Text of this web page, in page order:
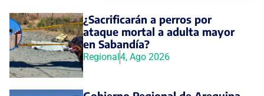
¿Sacrificarán a perros por
ataque mortal a adulta mayor
en Sabandía?
Regional 4, Ago 2026